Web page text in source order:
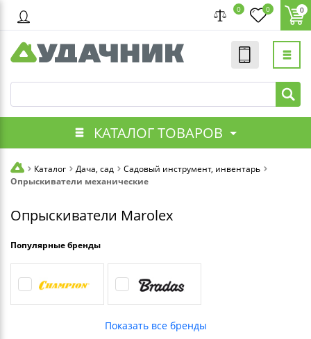
0 0 0
КАТАЛОГ ТОВАРОВ
Каталог Дача, сад
Садовый инструмент, инвентарь
Опрыскиватели механические
Опрыскиватели Marolex
Популярные бренды